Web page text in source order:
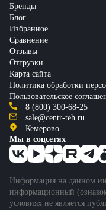
Бренды
Блог
Избранное
Сравнение
Отзывы
Отгрузки
Карта сайта
Политика обработки
Пользовательское
8 (800) 300-68-25
sale@centr-teh.ru
Кемерово
Мы в соцсетях
Информация на данном
информационный
условиях не является